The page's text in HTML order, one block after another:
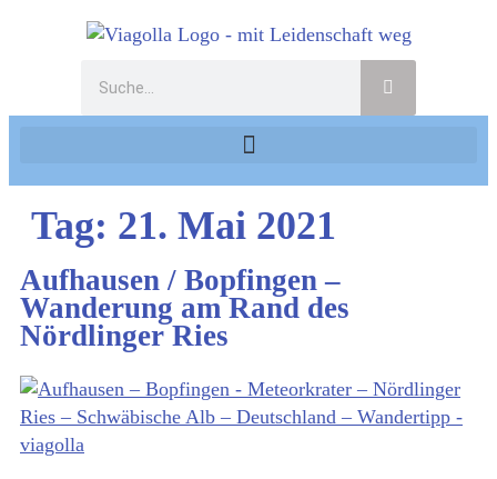
Tag: 21. Mai 2021
Aufhausen / Bopfingen –
Wanderung am Rand des
Nördlinger Ries